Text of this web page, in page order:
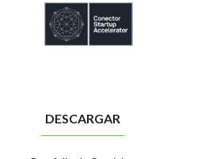
DESCARGAR